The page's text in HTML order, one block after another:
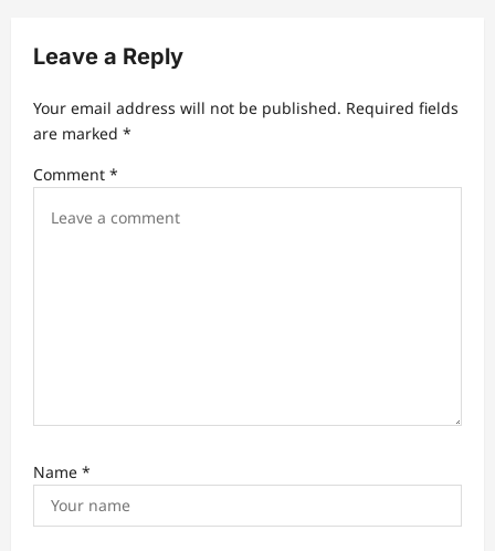
v
g
t
Leave a Reply
Your email address will not be published. Required fields
are marked *
Comment *
Name *